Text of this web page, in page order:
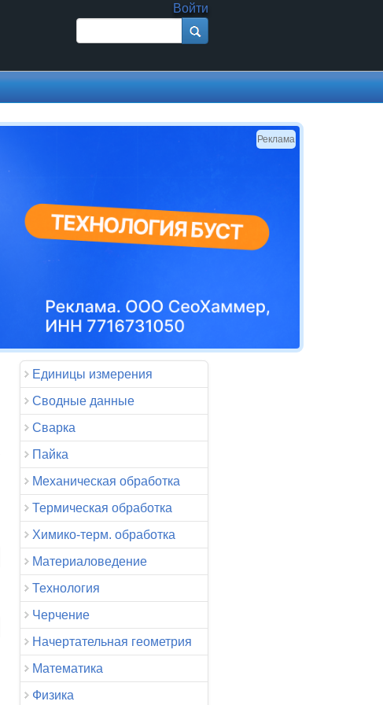
Войти
Форма поиска
Реклама
Единицы измерения
Сводные данные
Сварка
Пайка
Механическая обработка
Термическая обработка
Химико-терм. обработка
Материаловедение
Технология
Черчение
Начертательная геометрия
Математика
Физика